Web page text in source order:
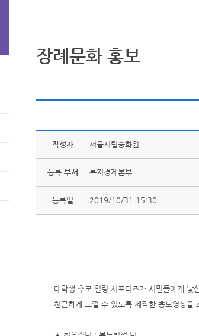
장례문화 홍보
작성자 서울시립승화원
등록 부서 복지경제본부
등록일 2019/10/31 15:30
대학생 추모 힐링 서포터즈가 시민들에게 낯
친근하게 느낄 수 있도록 제작한 홍보영상을